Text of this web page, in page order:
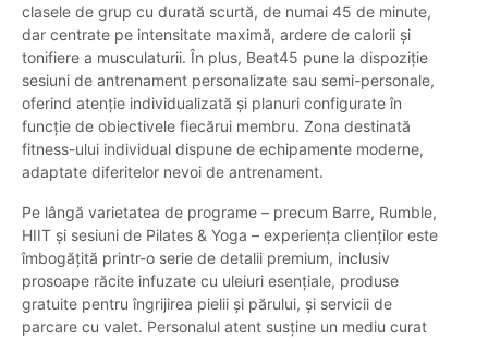
clasele de grup cu durată scurtă, de numai 45 de minute,
dar centrate pe intensitate maximă, ardere de calorii și
tonifiere a musculaturii. În plus, Beat45 pune la dispoziție
sesiuni de antrenament personalizate sau semi-personale,
oferind atenție individualizată și planuri configurate în
funcție de obiectivele fiecărui membru. Zona destinată
fitness-ului individual dispune de echipamente moderne,
adaptate diferitelor nevoi de antrenament.
Pe lângă varietatea de programe – precum Barre, Rumble,
HIIT și sesiuni de Pilates & Yoga – experiența clienților este
îmbogățită printr-o serie de detalii premium, inclusiv
prosoape răcite infuzate cu uleiuri esențiale, produse
gratuite pentru îngrijirea pielii și părului, și servicii de
parcare cu valet. Personalul atent susține un mediu curat